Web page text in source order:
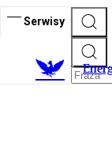
Serwisy
E